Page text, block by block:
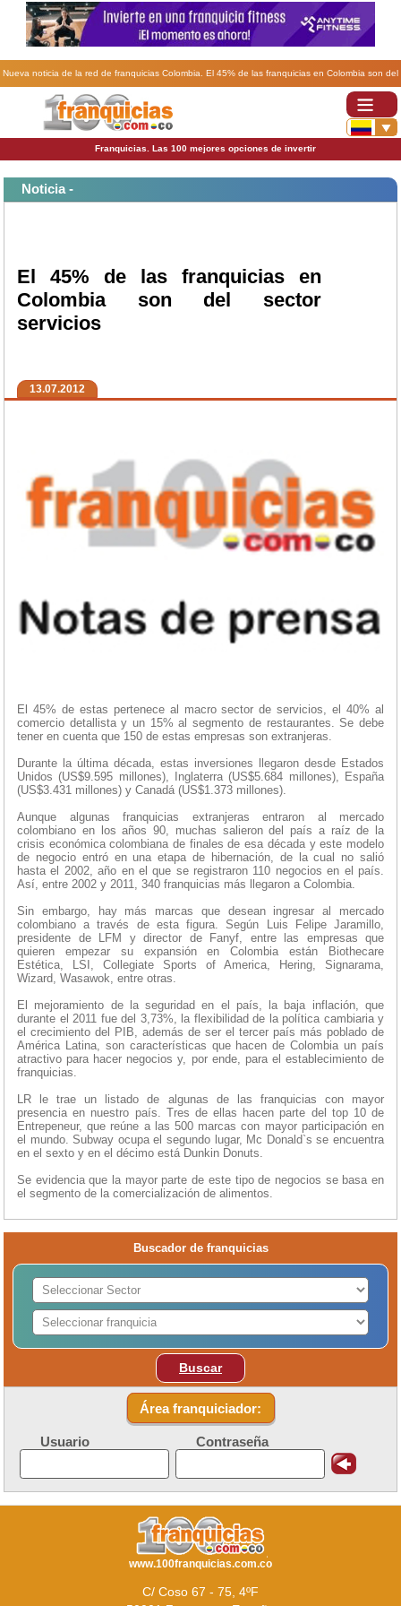
Nueva noticia de la red de franquicias Colombia. El 45% de las franquicias en Colombia son del
Franquicias. Las 100 mejores opciones de invertir
Noticia -
El 45% de las franquicias en
Colombia son del sector
servicios
13.07.2012
El 45% de estas pertenece al macro sector de servicios, el 40% al
comercio detallista y un 15% al segmento de restaurantes. Se debe
tener en cuenta que 150 de estas empresas son extranjeras.
Durante la última década, estas inversiones llegaron desde Estados
Unidos (US$9.595 millones), Inglaterra (US$5.684 millones), España
(US$3.431 millones) y Canadá (US$1.373 millones).
Aunque algunas franquicias extranjeras entraron al mercado
colombiano en los años 90, muchas salieron del país a raíz de la
crisis económica colombiana de finales de esa década y este modelo
de negocio entró en una etapa de hibernación, de la cual no salió
hasta el 2002, año en el que se registraron 110 negocios en el país.
Así, entre 2002 y 2011, 340 franquicias más llegaron a Colombia.
Sin embargo, hay más marcas que desean ingresar al mercado
colombiano a través de esta figura. Según Luis Felipe Jaramillo,
presidente de LFM y director de Fanyf, entre las empresas que
quieren empezar su expansión en Colombia están Biothecare
Estética, LSI, Collegiate Sports of America, Hering, Signarama,
Wizard, Wasawok, entre otras.
El mejoramiento de la seguridad en el país, la baja inflación, que
durante el 2011 fue del 3,73%, la flexibilidad de la política cambiaria y
el crecimiento del PIB, además de ser el tercer país más poblado de
América Latina, son características que hacen de Colombia un país
atractivo para hacer negocios y, por ende, para el establecimiento de
franquicias.
LR le trae un listado de algunas de las franquicias con mayor
presencia en nuestro país. Tres de ellas hacen parte del top 10 de
Entrepeneur, que reúne a las 500 marcas con mayor participación en
el mundo. Subway ocupa el segundo lugar, Mc Donald`s se encuentra
en el sexto y en el décimo está Dunkin Donuts.
Se evidencia que la mayor parte de este tipo de negocios se basa en
el segmento de la comercialización de alimentos.
Buscador de franquicias
Buscar
Área franquiciador:
Usuario Contraseña
www.100franquicias.com.co
C/ Coso 67 - 75, 4ºF